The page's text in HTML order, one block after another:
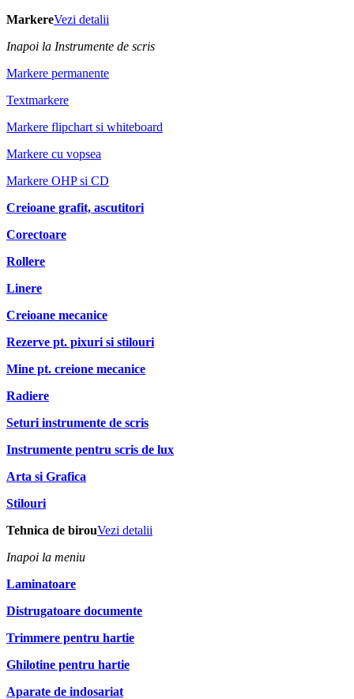
MarkereVezi detalii
Inapoi la Instrumente de scris
Markere permanente
Textmarkere
Markere flipchart si whiteboard
Markere cu vopsea
Markere OHP si CD
Creioane grafit, ascutitori
Corectoare
Rollere
Linere
Creioane mecanice
Rezerve pt. pixuri si stilouri
Mine pt. creione mecanice
Radiere
Seturi instrumente de scris
Instrumente pentru scris de lux
Arta si Grafica
Stilouri
Tehnica de birouVezi detalii
Inapoi la meniu
Laminatoare
Distrugatoare documente
Trimmere pentru hartie
Ghilotine pentru hartie
Aparate de indosariat